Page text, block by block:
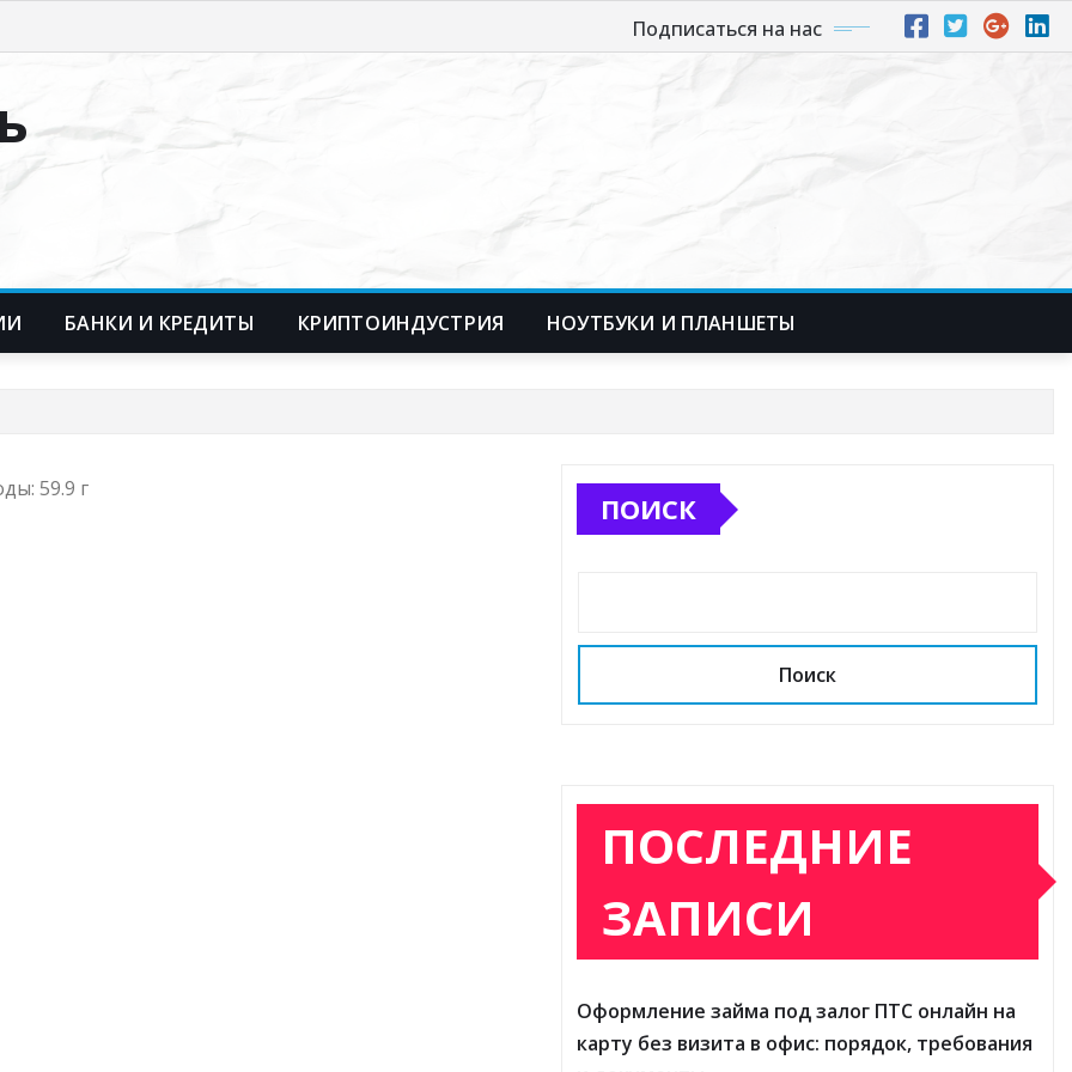
Подписаться на нас
БАНКИ И КРЕДИТЫ КРИПТОИНДУСТРИЯ НОУТБУКИ И ПЛАНШЕТЫ
59.9 г
ПОИСК
Поиск
ПОСЛЕДНИЕ
ЗАПИСИ
Оформление займа под залог ПТС онлайн на
карту без визита в офис: порядок, требования